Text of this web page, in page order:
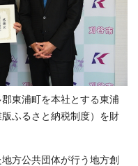
東浦町を本社とする東浦
ふるさと納税制度）を財
方公共団体が行う地方創